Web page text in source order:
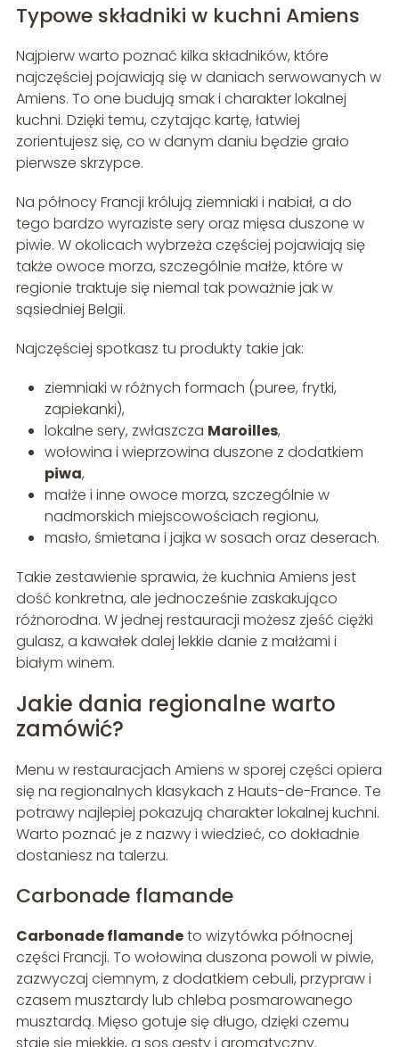
Typowe składniki w kuchni Amiens
Najpierw warto poznać kilka składników, które
najczęściej pojawiają się w daniach serwowanych w
Amiens. To one budują smak i charakter lokalnej
kuchni. Dzięki temu, czytając kartę, łatwiej
zorientujesz się, co w danym daniu będzie grało
pierwsze skrzypce.
Na północy Francji królują ziemniaki i nabiał, a do
tego bardzo wyraziste sery oraz mięsa duszone w
piwie. W okolicach wybrzeża częściej pojawiają się
także owoce morza, szczególnie małże, które w
regionie traktuje się niemal tak poważnie jak w
sąsiedniej Belgii.
Najczęściej spotkasz tu produkty takie jak:
ziemniaki w różnych formach (puree, frytki,
zapiekanki),
lokalne sery, zwłaszcza Maroilles,
wołowina i wieprzowina duszone z dodatkiem
piwa,
małże i inne owoce morza, szczególnie w
nadmorskich miejscowościach regionu,
masło, śmietana i jajka w sosach oraz deserach.
Takie zestawienie sprawia, że kuchnia Amiens jest
dość konkretna, ale jednocześnie zaskakująco
różnorodna. W jednej restauracji możesz zjeść ciężki
gulasz, a kawałek dalej lekkie danie z małżami i
białym winem.
Jakie dania regionalne warto
zamówić?
Menu w restauracjach Amiens w sporej części opiera
się na regionalnych klasykach z Hauts-de-France. Te
potrawy najlepiej pokazują charakter lokalnej kuchni.
Warto poznać je z nazwy i wiedzieć, co dokładnie
dostaniesz na talerzu.
Carbonade flamande
Carbonade flamandeto wizytówka północnej
części Francji. To wołowina duszona powoli w piwie,
zazwyczaj ciemnym, z dodatkiem cebuli, przypraw i
czasem musztardy lub chleba posmarowanego
musztardą. Mięso gotuje się długo, dzięki czemu